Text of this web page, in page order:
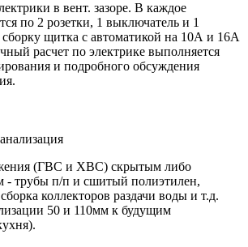
в вент. зазоре. В каждое
по 2 розетки, 1 выключатель и 1
щитка с автоматикой на 10А и 16А
расчет по электрике выполняется
и подробного обсуждения
(ГВС и ХВС) скрытым либо
- трубы п/п и сшитый полиэтилен,
коллекторов раздачи воды и т.д.
50 и 110мм к будущим